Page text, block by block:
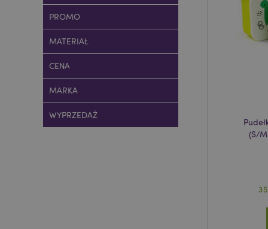
(S/
PROMO
MATERIAŁ
CENA
MARKA
WYPRZEDAŻ